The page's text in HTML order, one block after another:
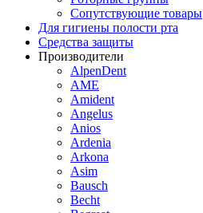
Сопутствующие товары
Для гигиены полости рта
Средства защиты
Производители
AlpenDent
AME
Amident
Angelus
Anios
Ardenia
Arkona
Asim
Bausch
Becht